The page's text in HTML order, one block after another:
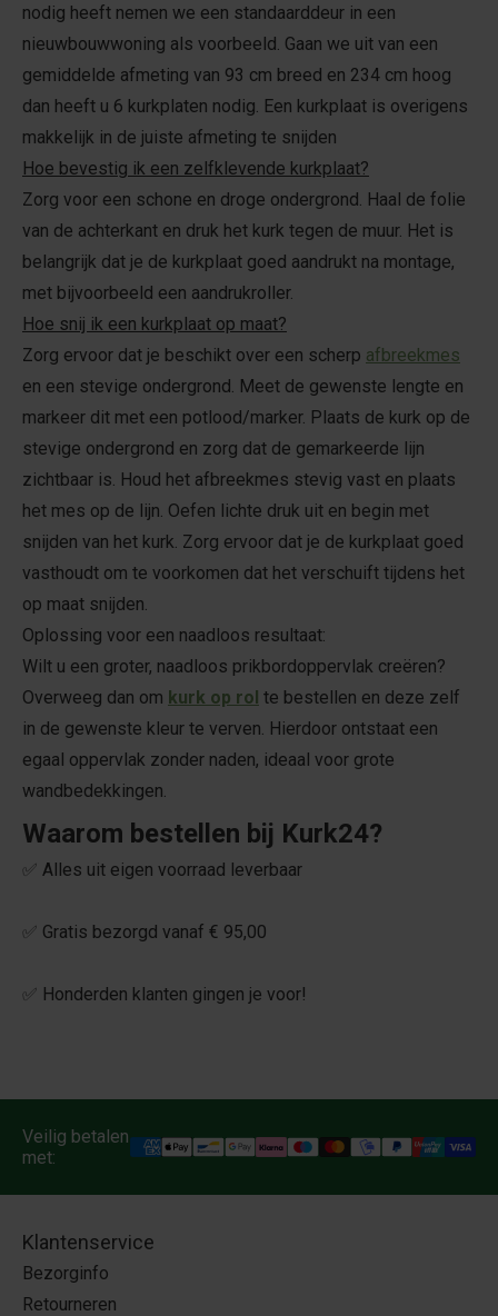
nodig heeft nemen we een standaarddeur in een
nieuwbouwwoning als voorbeeld. Gaan we uit van een
gemiddelde afmeting van 93 cm breed en 234 cm hoog
dan heeft u 6 kurkplaten nodig. Een kurkplaat is overigens
makkelijk in de juiste afmeting te snijden
Hoe bevestig ik een zelfklevende kurkplaat?
Zorg voor een schone en droge ondergrond. Haal de folie
van de achterkant en druk het kurk tegen de muur. Het is
belangrijk dat je de kurkplaat goed aandrukt na montage,
met bijvoorbeeld een aandrukroller.
Hoe snij ik een kurkplaat op maat?
Zorg ervoor dat je beschikt over een scherp afbreekmes
en een stevige ondergrond. Meet de gewenste lengte en
markeer dit met een potlood/marker. Plaats de kurk op de
stevige ondergrond en zorg dat de gemarkeerde lijn
zichtbaar is. Houd het afbreekmes stevig vast en plaats
het mes op de lijn. Oefen lichte druk uit en begin met
snijden van het kurk. Zorg ervoor dat je de kurkplaat goed
vasthoudt om te voorkomen dat het verschuift tijdens het
op maat snijden.
Oplossing voor een naadloos resultaat:
Wilt u een groter, naadloos prikbordoppervlak creëren?
Overweeg dan om kurk op rol te bestellen en deze zelf
in de gewenste kleur te verven. Hierdoor ontstaat een
egaal oppervlak zonder naden, ideaal voor grote
wandbedekkingen.
Waarom bestellen bij Kurk24?
✅ Alles uit eigen voorraad leverbaar
✅ Gratis bezorgd vanaf € 95,00
✅ Honderden klanten gingen je voor!
Veilig betalen
met:
Klantenservice
Bezorginfo
Retourneren